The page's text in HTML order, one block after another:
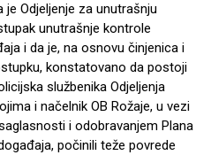
Odjeljenje za unutrašnju
unutrašnje kontrole
i da je, na osnovu činjenica i
konstatovano da postoji
službenika Odjeljenja
i načelnik OB Rožaje, u vezi
i odobravanjem Plana
počinili teže povrede